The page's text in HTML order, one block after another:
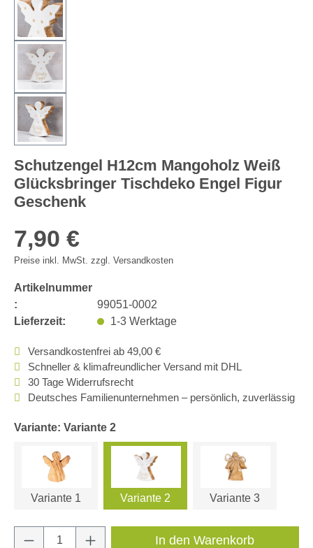
Schutzengel H12cm Mangoholz Weiß
Glücksbringer Tischdeko Engel Figur
Geschenk
7,90 €
Preise inkl. MwSt. zzgl. Versandkosten
Artikelnummer
:
99051-0002
Lieferzeit:
1-3 Werktage
Versandkostenfrei ab 49,00 €
Schneller & klimafreundlicher Versand mit DHL
30 Tage Widerrufsrecht
Deutsches Familienunternehmen – persönlich, zuverlässig
Variante: Variante 2
Variante 1 Variante 2 Variante 3
Produkt Anzahl: Gib den gewünschten
In den Warenkorb